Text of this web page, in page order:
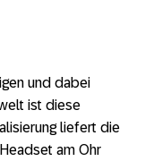
und dabei
ist diese
liefert die
am Ohr